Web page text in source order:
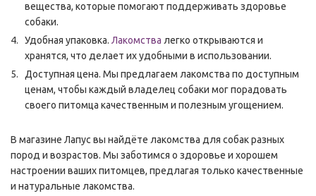
вещества, которые помогают поддерживать здоровье
собаки.
Удобная упаковка. Лакомства легко открываются и
хранятся, что делает их удобными в использовании.
Доступная цена. Мы предлагаем лакомства по доступным
ценам, чтобы каждый владелец собаки мог порадовать
своего питомца качественным и полезным угощением.
В магазине Лапус вы найдёте лакомства для собак разных
пород и возрастов. Мы заботимся о здоровье и хорошем
настроении ваших питомцев, предлагая только качественные
и натуральные лакомства.